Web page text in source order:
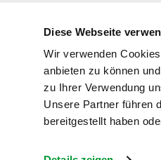
Diese Webseite
Wir verwenden
anbieten zu können
zu Ihrer Verwendung
Unsere Partner führen
bereitgestellt haben
pour la traduction de la